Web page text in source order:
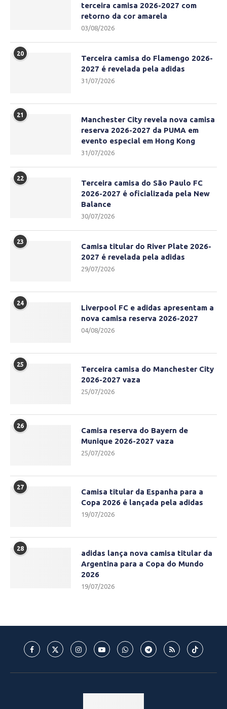
terceira camisa 2026-2027 com
retorno da cor amarela
03/08/2026
20
Terceira camisa do Flamengo 2026-
2027 é revelada pela adidas
31/07/2026
21
Manchester City revela nova camisa
reserva 2026-2027 da PUMA em
evento especial em Hong Kong
31/07/2026
22
Terceira camisa do São Paulo FC
2026-2027 é oficializada pela New
Balance
30/07/2026
23
Camisa titular do River Plate 2026-
2027 é revelada pela adidas
29/07/2026
24
Liverpool FC e adidas apresentam a
nova camisa reserva 2026-2027
04/08/2026
25
Terceira camisa do Manchester City
2026-2027 vaza
25/07/2026
26
Camisa reserva do Bayern de
Munique 2026-2027 vaza
25/07/2026
27
Camisa titular da Espanha para a
Copa 2026 é lançada pela adidas
19/07/2026
28
adidas lança nova camisa titular da
Argentina para a Copa do Mundo
2026
19/07/2026